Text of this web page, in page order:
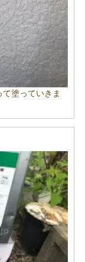
塗っていきま